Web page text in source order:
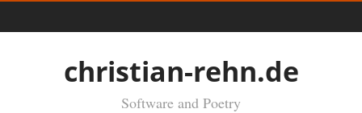
christian-rehn.de
Software and Poetry